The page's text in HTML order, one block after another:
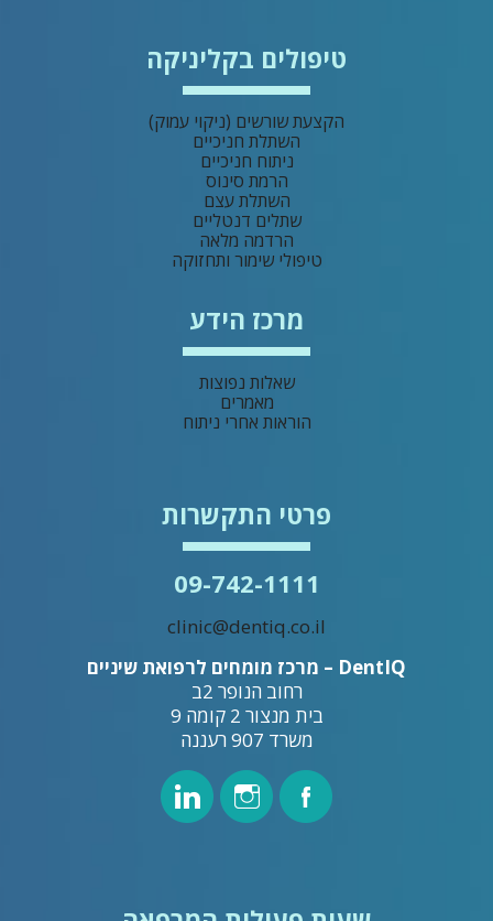
טיפולים בקליניקה
הקצעת שורשים (ניקוי עמוק)
השתלת חניכיים
ניתוח חניכיים
הרמת סינוס
השתלת עצם
שתלים דנטליים
הרדמה מלאה
טיפולי שימור ותחזוקה
מרכז הידע
שאלות נפוצות
מאמרים
הוראות אחרי ניתוח
פרטי התקשרות
09-742-1111
clinic@dentiq.co.il
DentIQ – מרכז מומחים לרפואת שיניים
רחוב הנופר 2ב
בית מנצור 2 קומה 9
משרד 907 רעננה